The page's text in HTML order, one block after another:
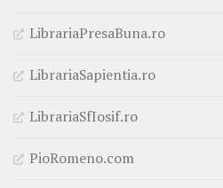
LibrariaPresaBuna.ro
LibrariaSapientia.ro
LibrariaSfIosif.ro
PioRomeno.com